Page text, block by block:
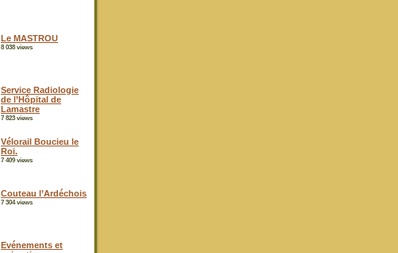
Le MASTROU
8 038 views
Service Radiologie
de l’Hôpital de
Lamastre
7 823 views
Vélorail Boucieu le
Roi.
7 409 views
Couteau l’Ardéchois
7 304 views
Evénements et